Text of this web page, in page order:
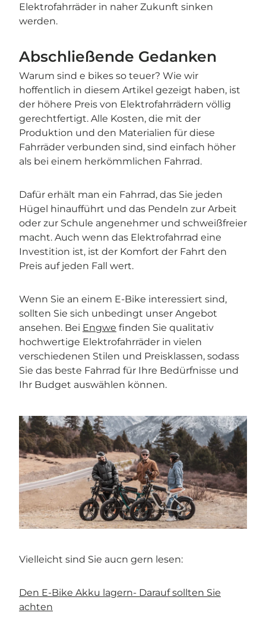
Elektrofahrräder in naher Zukunft sinken
werden.
Abschließende Gedanken
Warum sind e bikes so teuer? Wie wir
hoffentlich in diesem Artikel gezeigt haben, ist
der höhere Preis von Elektrofahrrädern völlig
gerechtfertigt. Alle Kosten, die mit der
Produktion und den Materialien für diese
Fahrräder verbunden sind, sind einfach höher
als bei einem herkömmlichen Fahrrad.
Dafür erhält man ein Fahrrad, das Sie jeden
Hügel hinaufführt und das Pendeln zur Arbeit
oder zur Schule angenehmer und schweißfreier
macht. Auch wenn das Elektrofahrrad eine
Investition ist, ist der Komfort der Fahrt den
Preis auf jeden Fall wert.
Wenn Sie an einem E-Bike interessiert sind,
sollten Sie sich unbedingt unser Angebot
ansehen. Bei Engwe finden Sie qualitativ
hochwertige Elektrofahrräder in vielen
verschiedenen Stilen und Preisklassen, sodass
Sie das beste Fahrrad für Ihre Bedürfnisse und
Ihr Budget auswählen können.
Vielleicht sind Sie aucn gern lesen:
Den E-Bike Akku lagern- Darauf sollten Sie
achten